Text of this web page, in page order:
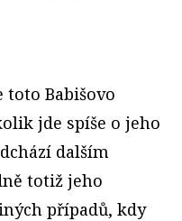
toto Babišovo
jde spíše o jeho
dalším
totiž jeho
případů, kdy